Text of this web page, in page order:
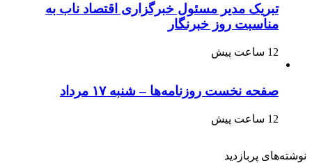
تبریک مدیر مسئول خبرگزاری اقتصاد ناب به
مناسبت روز خبرنگار
12 ساعت پیش
صفحه نخست روزنامه‌ها – شنبه ۱۷ مرداد
12 ساعت پیش
نوشته‌های پربازدید